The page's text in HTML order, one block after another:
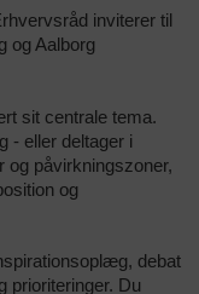
inviterer til
og Aalborg
sit centrale tema.
- eller deltager i
og påvirkningszoner,
og
debat
prioriteringer. Du